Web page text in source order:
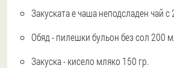
Закуската е чаша неподсладен чай
Обяд - пилешки бульон без сол 200
Закуска - кисело мляко 150 гр.